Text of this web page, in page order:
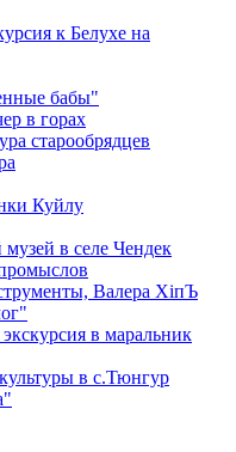
к Белухе на
бабы"
в горах
старообрядцев
Куйлу
в селе Чендек
Валера ХiпЪ
в маральник
в с.Тюнгур